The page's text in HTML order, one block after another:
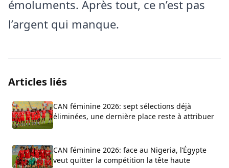
émoluments. Après tout, ce n’est pas
l’argent qui manque.
Articles liés
CAN féminine 2026: sept sélections déjà
éliminées, une dernière place reste à attribuer
CAN féminine 2026: face au Nigeria, l’Égypte
veut quitter la compétition la tête haute